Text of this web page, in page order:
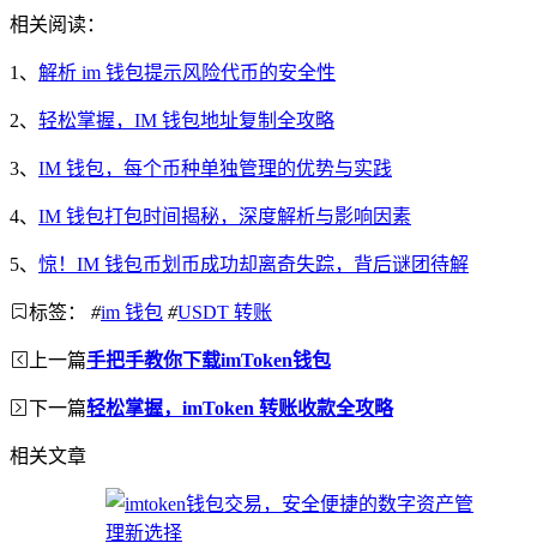
相关阅读：
1、 解析 im 钱包提示风险代币的安全性
2、 轻松掌握，IM 钱包地址复制全攻略
3、 IM 钱包，每个币种单独管理的优势与实践
4、 IM 钱包打包时间揭秘，深度解析与影响因素
5、 惊！IM 钱包币划币成功却离奇失踪，背后谜团待解
标签： #im 钱包 #USDT 转账
上一篇手把手教你下载imToken钱包
下一篇轻松掌握，imToken 转账收款全攻略
相关文章